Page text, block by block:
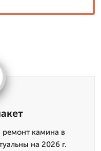
камина в
на 2026 г.